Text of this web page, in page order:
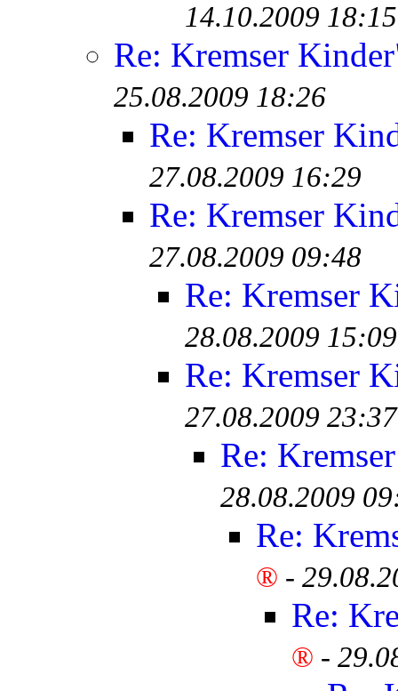
14.10.2009 18:15
Re: Kremser
25.08.2009 18:26
Re: Kremser
27.08.2009 16:29
Re: Kremser
27.08.2009 09:48
Re: Kremser
28.08.2009 15:09
Re: Kremser
27.08.2009 23:37
Re:
28.08.2009
Re:
® -
Re:
® -